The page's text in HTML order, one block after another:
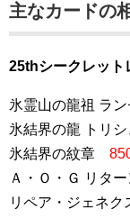
主なカードの
25thシークレット
氷霊山の龍祖 ラ
氷結界の龍 トリ
氷結界の紋章
Ａ・Ｏ・Ｇ リタ
リペア・ジェネ